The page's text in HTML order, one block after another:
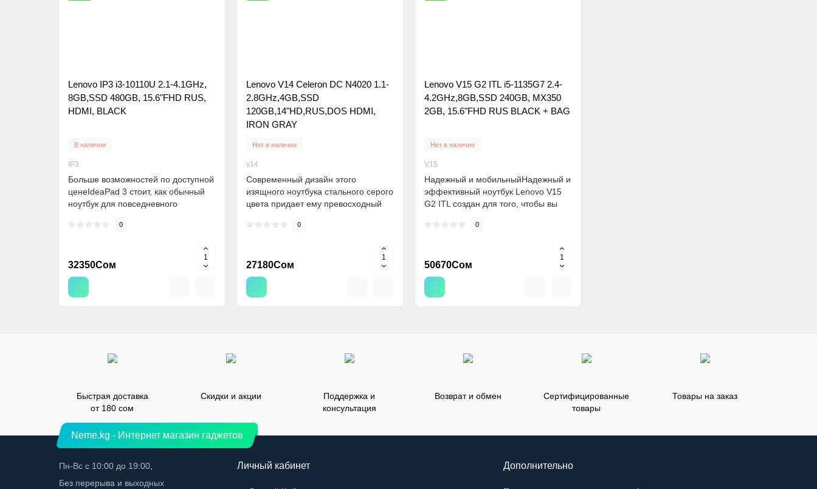
Lenovo IP3 i3-10110U 2.1-4.1GHz,
8GB,SSD 480GB, 15.6"FHD RUS,
HDMI, BLACK
В наличии
IP3
Больше возможностей по доступной
ценеIdeaPad 3 стоит, как обычный
ноутбук для повседневного
0
32350Сом
Lenovo V14 Celeron DC N4020 1.1-
2.8GHz,4GB,SSD
120GB,14"HD,RUS,DOS HDMI,
IRON GRAY
Нет в наличии
v14
Современный дизайн этого
изящного ноутбука стального серого
цвета придает ему превосходный
0
27180Сом
Lenovo V15 G2 ITL i5-1135G7 2.4-
4.2GHz,8GB,SSD 240GB, MX350
2GB, 15.6"FHD RUS BLACK + BAG
Нет в наличии
V15
Надежный и мобильныйНадежный и
эффективный ноутбук Lenovo V15
G2 ITL создан для того, чтобы вы
0
50670Сом
Быстрая доставка
от 180 сом
Скидки и акции
Поддержка и
консультация
Возврат и обмен
Сертифицированные
товары
Товары на заказ
Neme.kg - Интернет магазин гаджетов
Пн-Вс с 10:00 до 19:00,
Без перерыва и выходных
Личный кабинет Дополнительно